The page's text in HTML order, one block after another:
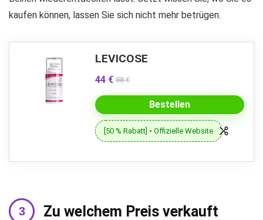
kaufen können, lassen Sie sich nicht mehr betrügen.
LEVICOSE
44 € 88 €
Bestellen
[50 % Rabatt] • Offizielle Website
Zu welchem ​​Preis verkauft